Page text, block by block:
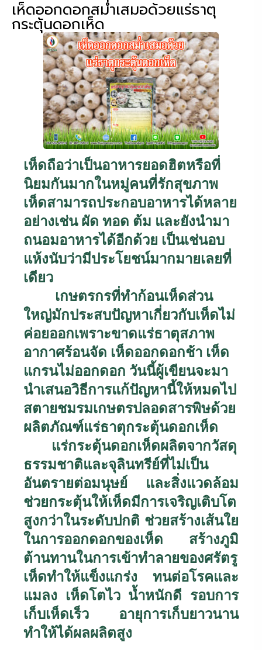
เห็ดออกดอกสม่ำเสมอด้วยแร่ธาตุ
กระตุ้นดอกเห็ด
เห็ดถือว่าเป็นอาหารยอดฮิตหรือที่
นิยมกันมากในหมู่คนที่รักสุขภาพ
เห็ดสามารถประกอบอาหารได้หลาย
อย่างเช่น ผัด ทอด ต้ม และยังนำมา
ถนอมอาหารได้อีกด้วย เป็นเช่นอบ
แห้งนับว่ามีประโยชน์มากมายเลยที่
เดียว
เกษตรกรที่ทำก้อนเห็ดส่วน
ใหญ่มักประสบปัญหาเกี่ยวกับเห็ดไม่
ค่อยออกเพราะขาดแร่ธาตุสภาพ
อากาศร้อนจัด เห็ดออกดอกช้า เห็ด
แกรนไม่ออกดอก วันนี้ผู้เขียนจะมา
นำเสนอวิธีการแก้ปัญหานี้ให้หมดไป
สตายชมรมเกษตรปลอดสารพิษด้วย
ผลิตภัณฑ์แร่ธาตุกระตุ้นดอกเห็ด
แร่กระตุ้นดอกเห็ดผลิตจากวัสดุ
ธรรมชาติและจุลินทรีย์ที่ไม่เป็น
อันตรายต่อมนุษย์ และสิ่งแวดล้อม
ช่วยกระตุ้นให้เห็ดมีการเจริญเติบโต
สูงกว่าในระดับปกติ ช่วยสร้างเส้นใย
ในการออกดอกของเห็ด สร้างภูมิ
ต้านทานในการเข้าทำลายของศรัตรู
เห็ดทำให้แข็งแกร่ง ทนต่อโรคและ
แมลง เห็ดโตไว น้ำหนักดี รอบการ
เก็บเห็ดเร็ว อายุการเก็บยาวนาน
ทำให้ได้ผลผลิตสูง